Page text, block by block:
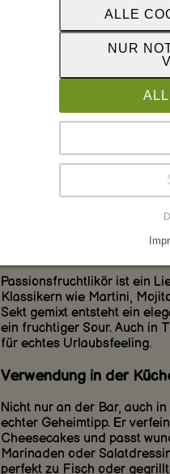
Passionsfruchtlikör ist ein
oder Extrakt reifer
süß-säuerlichen
Urlaubsstimmung ins Glas.
– dieser Likör begeistert
Ein Hauch von Tropen
Der Geschmack von
einer spritzigen Säure und
Frische der Passionsfrucht
sommerliche Drinks,
echtes Highlight für alle
Ideal für Cocktails und
Passionsfruchtlikör ist ein
Klassikern wie Martini,
Sekt gemixt entsteht ein
ein fruchtiger Sour. Auch in
für echtes Urlaubsfeeling.
Verwendung in der
Nicht nur an der Bar, auch
echter Geheimtipp. Er
Cheesecakes und passt
Marinaden oder
perfekt zu Fisch oder
ALLE
NUR